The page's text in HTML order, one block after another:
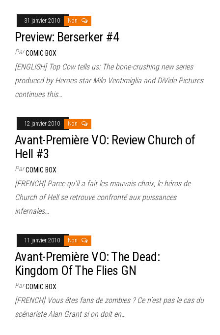
31 janvier 2010 Non
Preview: Berserker #4
ParCOMIC BOX
[ENGLISH] Top Cow tells us: The bone-crushing new series
produced by Heroes star Milo Ventimiglia and DiVide Pictures
continues this…
12 janvier 2010 Non
Avant-Première VO: Review Church of
Hell #3
ParCOMIC BOX
[FRENCH] Parce qu’il a fait les mauvais choix, le héros de
Church of Hell se retrouve confronté aux puissances
infernales…
11 janvier 2010 Non
Avant-Première VO: The Dead:
Kingdom Of The Flies GN
ParCOMIC BOX
[FRENCH] Vous êtes fans de zombies ? Ce n’est pas le cas du
scénariste Alan Grant si on doit en…